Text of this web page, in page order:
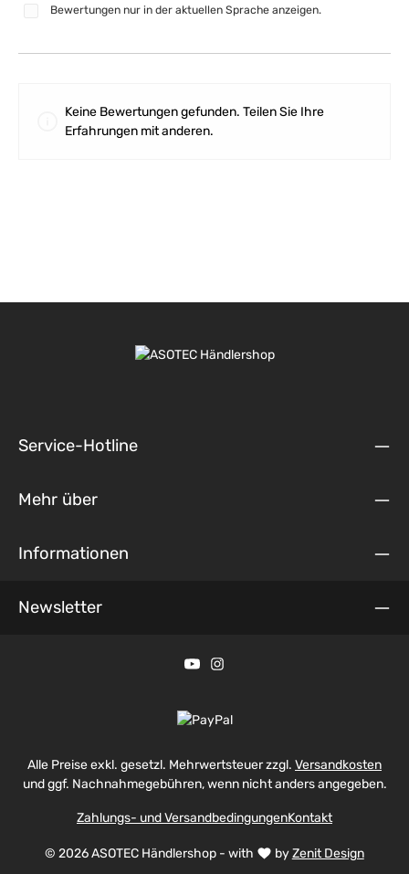
Bewertungen nur in der aktuellen Sprache anzeigen.
Keine Bewertungen gefunden. Teilen Sie Ihre
Erfahrungen mit anderen.
Service-Hotline
Mehr über
Informationen
Newsletter
Alle Preise exkl. gesetzl. Mehrwertsteuer zzgl. Versandkosten
und ggf. Nachnahmegebühren, wenn nicht anders angegeben.
© 2026 ASOTEC Händlershop - with byZenit Design
Zahlungs- und VersandbedingungenKontakt